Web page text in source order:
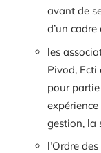
avant de
d’un
les
Pivod, Ecti
pour
gestion, la
l’Ordre